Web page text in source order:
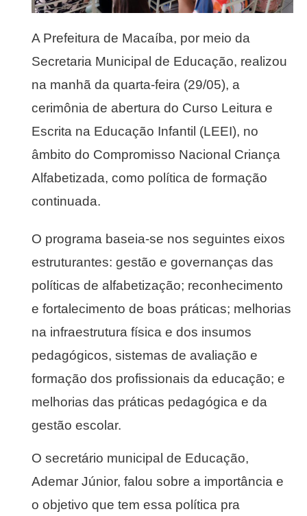
A Prefeitura de Macaíba, por meio da
Secretaria Municipal de Educação, realizou
na manhã da quarta-feira (29/05), a
cerimônia de abertura do Curso Leitura e
Escrita na Educação Infantil (LEEI), no
âmbito do Compromisso Nacional Criança
Alfabetizada, como política de formação
continuada.
O programa baseia-se nos seguintes eixos
estruturantes: gestão e governanças das
políticas de alfabetização; reconhecimento
e fortalecimento de boas práticas; melhorias
na infraestrutura física e dos insumos
pedagógicos, sistemas de avaliação e
formação dos profissionais da educação; e
melhorias das práticas pedagógica e da
gestão escolar.
O secretário municipal de Educação,
Ademar Júnior, falou sobre a importância e
o objetivo que tem essa política pra